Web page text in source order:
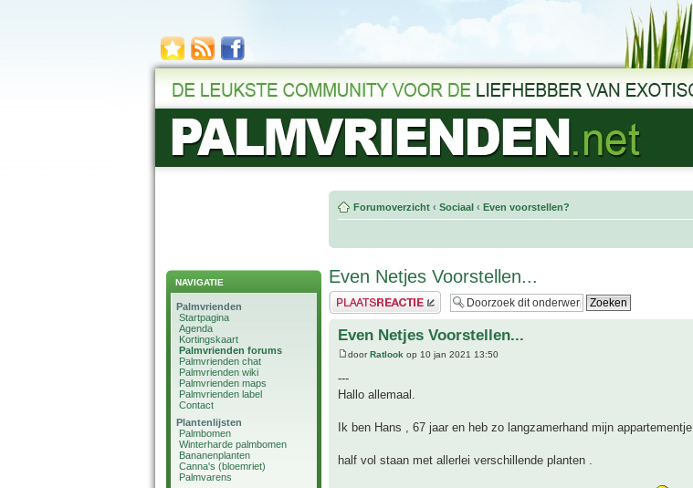
NAVIGATIE
Palmvrienden
Startpagina
Agenda
Kortingskaart
Palmvrienden forums
Palmvrienden chat
Palmvrienden wiki
Palmvrienden maps
Palmvrienden label
Contact
Plantenlijsten
Palmbomen
Winterharde palmbomen
Bananenplanten
Canna's (bloemriet)
Palmvarens
Forumoverzicht ‹ Sociaal ‹ Even voorstellen?
Even Netjes Voorstellen...
Plaats een reactie
Even Netjes Voorstellen...
doorRatlook op 10 jan 2021 13:50
---
Hallo allemaal.
Ik ben Hans , 67 jaar en heb zo langzamerhand mijn appartementje
half vol staan met allerlei verschillende planten .